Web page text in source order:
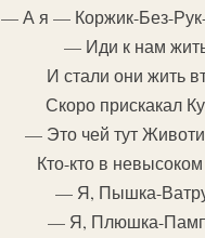
— А я — Коржик-Без-
— Иди к нам
И стали они жить
Скоро прискакал
— Это чей тут
Кто-кто в
— Я, Пышка-
— Я, Плюшка-